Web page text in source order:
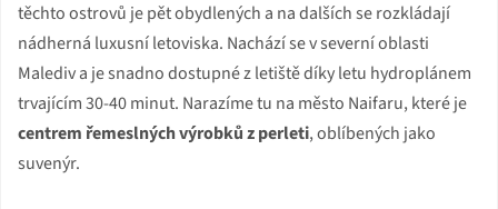
těchto ostrovů je pět obydlených a na dalších se rozkládají
nádherná luxusní letoviska. Nachází se v severní oblasti
Malediv a je snadno dostupné z letiště díky letu hydroplánem
trvajícím 30-40 minut. Narazíme tu na město Naifaru, které je
centrem řemeslných výrobků z perleti, oblíbených jako
suvenýr.